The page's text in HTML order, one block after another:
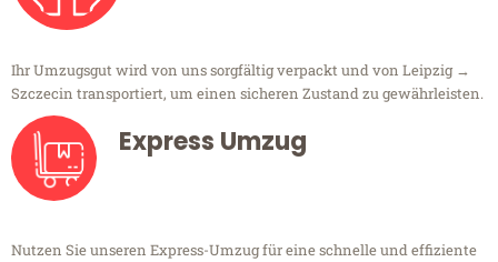
Ihr Umzugsgut wird von uns sorgfältig verpackt und von Leipzig →
Szczecin transportiert, um einen sicheren Zustand zu gewährleisten.
Express Umzug
Nutzen Sie unseren Express-Umzug für eine schnelle und effiziente